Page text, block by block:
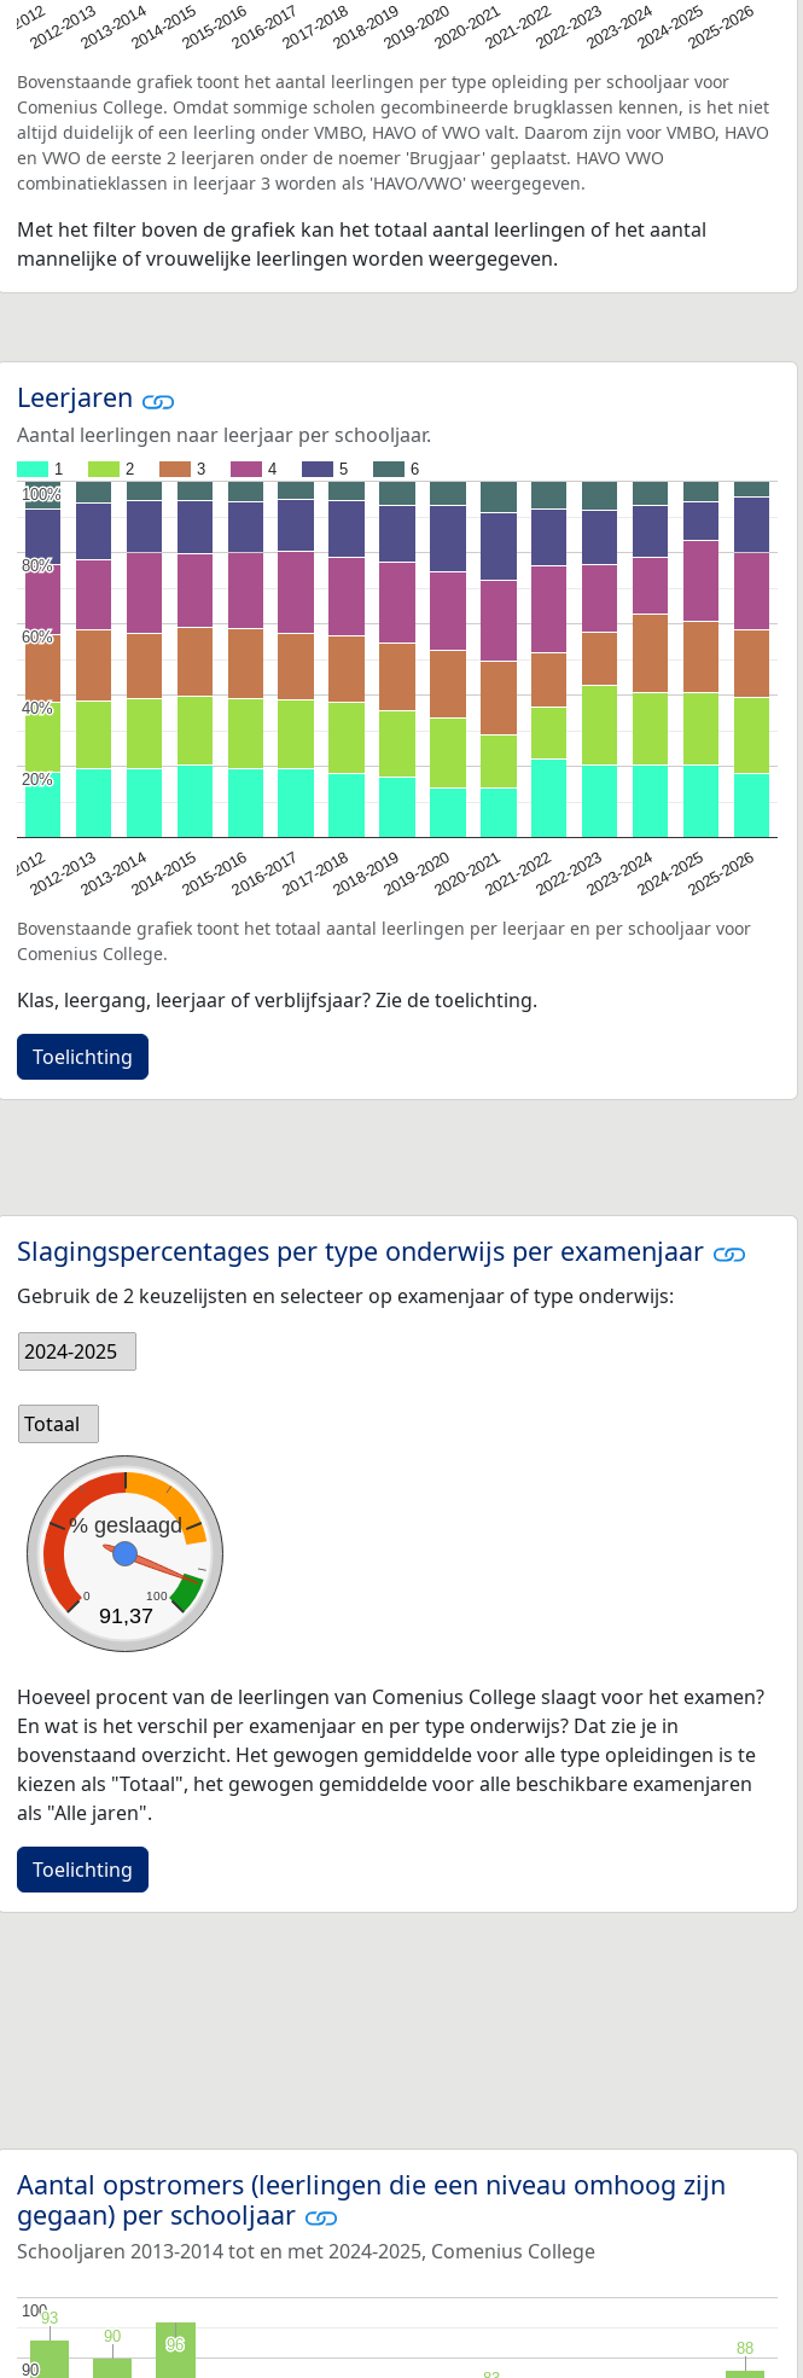
2011-20122012-20132013-20142014-20152015-20162016-20172017-20182018-20192019-20202020-20212021-20222022-20232023-20242024-20252025-2026
Bovenstaande grafiek toont het aantal leerlingen per type opleiding per schooljaar voor
Comenius College. Omdat sommige scholen gecombineerde brugklassen kennen, is het niet
altijd duidelijk of een leerling onder VMBO, HAVO of VWO valt. Daarom zijn voor VMBO, HAVO
en VWO de eerste 2 leerjaren onder de noemer 'Brugjaar' geplaatst. HAVO VWO
combinatieklassen in leerjaar 3 worden als 'HAVO/VWO' weergegeven.
Met het filter boven de grafiek kan het totaal aantal leerlingen of het aantal
mannelijke of vrouwelijke leerlingen worden weergegeven.
Leerjaren
Aantal leerlingen naar leerjaar per schooljaar.
1 2 3 4 5 6
2011-20122012-20132013-20142014-20152015-20162016-20172017-20182018-20192019-20202020-20212021-20222022-20232023-20242024-20252025-2026
20%
20%
40%
40%
60%
60%
80%
80%
100%
100%
Bovenstaande grafiek toont het totaal aantal leerlingen per leerjaar en per schooljaar voor
Comenius College.
Klas, leergang, leerjaar of verblijfsjaar? Zie de toelichting.
Toelichting
Slagingspercentages per type onderwijs per examenjaar
Gebruik de 2 keuzelijsten en selecteer op examenjaar of type onderwijs:
2024-2025
Totaal
% geslaagd
0 100
91,37
Hoeveel procent van de leerlingen van Comenius College slaagt voor het examen?
En wat is het verschil per examenjaar en per type onderwijs? Dat zie je in
bovenstaand overzicht. Het gewogen gemiddelde voor alle type opleidingen is te
kiezen als "Totaal", het gewogen gemiddelde voor alle beschikbare examenjaren
als "Alle jaren".
Toelichting
Aantal opstromers (leerlingen die een niveau omhoog zijn
gegaan) per schooljaar
Schooljaren 2013-2014 tot en met 2024-2025, Comenius College
90
90
100
10093
93
90
90 96
96
88
88